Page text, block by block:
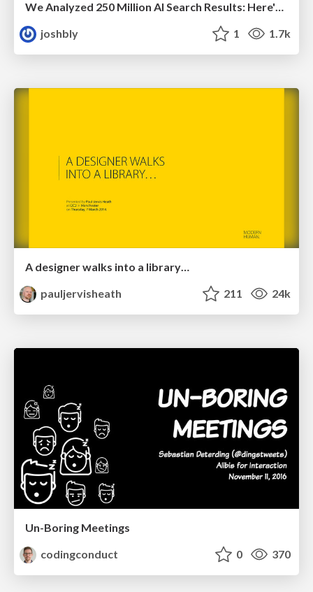
We Analyzed 250 Million AI Search Results: Here's What I Found
joshbly
1 1.7k
A designer walks into a library…
pauljervisheath
211 24k
Un-Boring Meetings
codingconduct
0 370